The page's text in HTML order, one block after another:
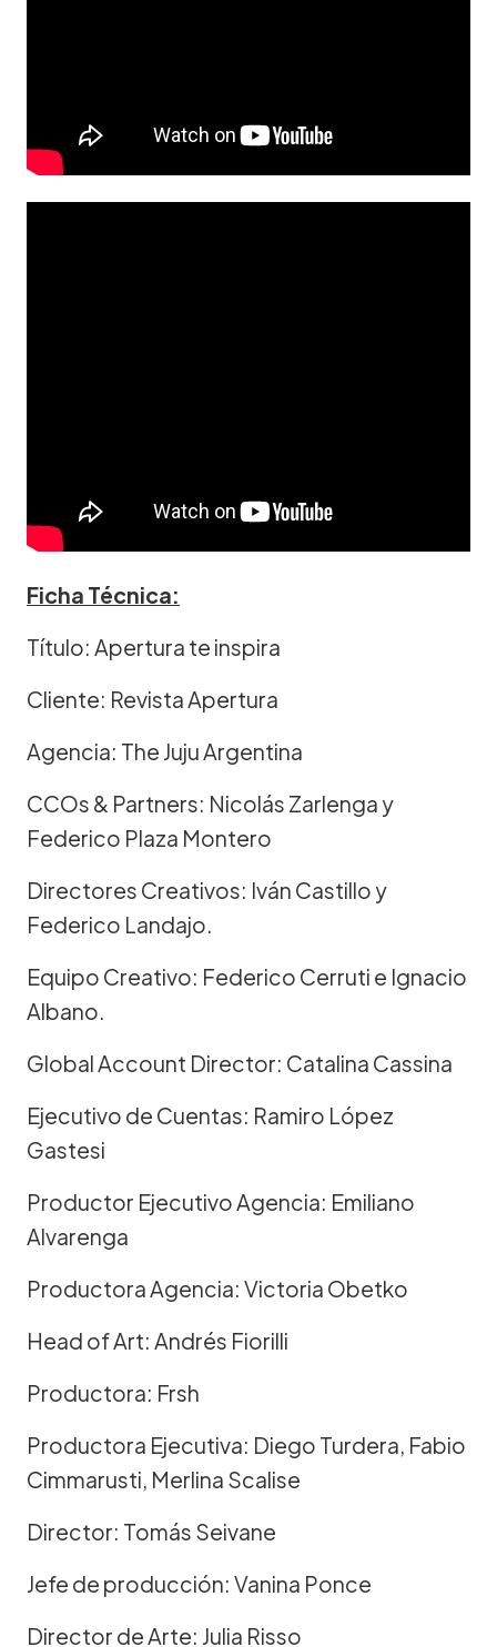
Ficha Técnica:
Título: Apertura te inspira
Cliente: Revista Apertura
Agencia: The Juju Argentina
CCOs & Partners: Nicolás Zarlenga y
Federico Plaza Montero
Directores Creativos: Iván Castillo y
Federico Landajo.
Equipo Creativo: Federico Cerruti e Ignacio
Albano.
Global Account Director: Catalina Cassina
Ejecutivo de Cuentas: Ramiro López
Gastesi
Productor Ejecutivo Agencia: Emiliano
Alvarenga
Productora Agencia: Victoria Obetko
Head of Art: Andrés Fiorilli
Productora: Frsh
Productora Ejecutiva: Diego Turdera, Fabio
Cimmarusti, Merlina Scalise
Director: Tomás Seivane
Jefe de producción: Vanina Ponce
Director de Arte: Julia Risso